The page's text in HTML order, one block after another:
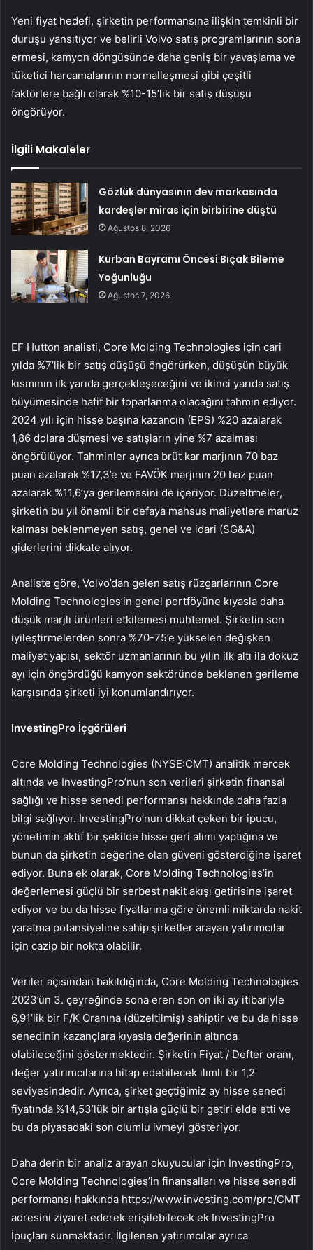
Yeni fiyat hedefi, şirketin performansına ilişkin temkinli bir
duruşu yansıtıyor ve belirli Volvo satış programlarının sona
ermesi, kamyon döngüsünde daha geniş bir yavaşlama ve
tüketici harcamalarının normalleşmesi gibi çeşitli
faktörlere bağlı olarak %10-15’lik bir satış düşüşü
öngörüyor.
İlgili Makaleler
Gözlük dünyasının dev markasında
kardeşler miras için birbirine düştü
Ağustos 8, 2026
Kurban Bayramı Öncesi Bıçak Bileme
Yoğunluğu
Ağustos 7, 2026
EF Hutton analisti, Core Molding Technologies için cari
yılda %7’lik bir satış düşüşü öngörürken, düşüşün büyük
kısmının ilk yarıda gerçekleşeceğini ve ikinci yarıda satış
büyümesinde hafif bir toparlanma olacağını tahmin ediyor.
2024 yılı için hisse başına kazancın (EPS) %20 azalarak
1,86 dolara düşmesi ve satışların yine %7 azalması
öngörülüyor. Tahminler ayrıca brüt kar marjının 70 baz
puan azalarak %17,3’e ve FAVÖK marjının 20 baz puan
azalarak %11,6’ya gerilemesini de içeriyor. Düzeltmeler,
şirketin bu yıl önemli bir defaya mahsus maliyetlere maruz
kalması beklenmeyen satış, genel ve idari (SG&A)
giderlerini dikkate alıyor.
Analiste göre, Volvo’dan gelen satış rüzgarlarının Core
Molding Technologies’in genel portföyüne kıyasla daha
düşük marjlı ürünleri etkilemesi muhtemel. Şirketin son
iyileştirmelerden sonra %70-75’e yükselen değişken
maliyet yapısı, sektör uzmanlarının bu yılın ilk altı ila dokuz
ayı için öngördüğü kamyon sektöründe beklenen gerileme
karşısında şirketi iyi konumlandırıyor.
InvestingPro İçgörüleri
Core Molding Technologies (NYSE:CMT) analitik mercek
altında ve InvestingPro’nun son verileri şirketin finansal
sağlığı ve hisse senedi performansı hakkında daha fazla
bilgi sağlıyor. InvestingPro’nun dikkat çeken bir ipucu,
yönetimin aktif bir şekilde hisse geri alımı yaptığına ve
bunun da şirketin değerine olan güveni gösterdiğine işaret
ediyor. Buna ek olarak, Core Molding Technologies’in
değerlemesi güçlü bir serbest nakit akışı getirisine işaret
ediyor ve bu da hisse fiyatlarına göre önemli miktarda nakit
yaratma potansiyeline sahip şirketler arayan yatırımcılar
için cazip bir nokta olabilir.
Veriler açısından bakıldığında, Core Molding Technologies
2023’ün 3. çeyreğinde sona eren son on iki ay itibariyle
6,91’lik bir F/K Oranına (düzeltilmiş) sahiptir ve bu da hisse
senedinin kazançlara kıyasla değerinin altında
olabileceğini göstermektedir. Şirketin Fiyat / Defter oranı,
değer yatırımcılarına hitap edebilecek ılımlı bir 1,2
seviyesindedir. Ayrıca, şirket geçtiğimiz ay hisse senedi
fiyatında %14,53’lük bir artışla güçlü bir getiri elde etti ve
bu da piyasadaki son olumlu ivmeyi gösteriyor.
Daha derin bir analiz arayan okuyucular için InvestingPro,
Core Molding Technologies’in finansalları ve hisse senedi
performansı hakkında https://www.investing.com/pro/CMT
adresini ziyaret ederek erişilebilecek ek InvestingPro
İpuçları sunmaktadır. İlgilenen yatırımcılar ayrıca